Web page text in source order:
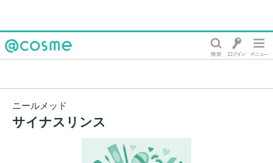
ニールメッド
サイナスリンス